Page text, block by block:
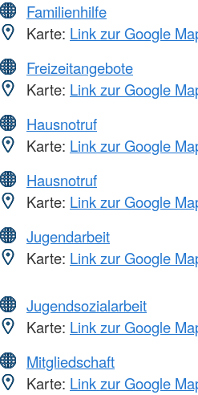
Familienhilfe
Karte: Link zur Google
Freizeitangebote
Karte: Link zur Google
Hausnotruf
Karte: Link zur Google
Hausnotruf
Karte: Link zur Google
Jugendarbeit
Karte: Link zur Google
Jugendsozialarbeit
Karte: Link zur Google
Mitgliedschaft
Karte: Link zur Google